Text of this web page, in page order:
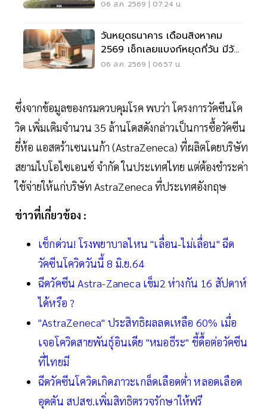
Working Space ครบวงจร
06 ส.ค. 2569 | 07:24 น.
วันหยุดธนาคาร เดือนสิงหาคม
2569 เช็กเลยแบงก์หยุดกี่วัน มีวัน
หยุดยาวไหม
06 ส.ค. 2569 | 06:57 น.
ซึ่งจากข้อมูลของกรมควบคุมโรค พบว่า โครงการวัคซีนโค
วิด เพิ่มเติมจำนวน 35 ล้านโดสดังกล่าวเป็นการซื้อวัคซีน
ยี่ห้อ แอสตร้าเซนเนก้า (AstraZeneca) ที่ผลิตโดยบริษัท
สยามไบโอไซเอนซ์ จํากัด ในประเทศไทย แต่ต้องชําระค่า
ใช้จ่ายให้แก่บริษัท AstraZeneca ที่ประเทศอังกฤษ
ข่าวที่เกี่ยวข้อง :
เช็กด่วน! โรงพยาบาลไหน "เลื่อน-ไม่เลื่อน" ฉีด
วัคซีนโควิดวันนี้ 8 มิ.ย.64
ฉีดวัคซีน Astra-Zaneca เข็ม2 ห่างกัน 16 สัปดาห์
ได้หรือ ?
"AstraZeneca" ประสิทธิผลลดเหลือ 60% เมื่อ
เจอโควิดสายพันธุ์อินเดีย "หมอธีระ" ชี้ดื้อต่อวัคซีน
ที่ไทยมี
ฉีดวัคซีนโควิดเกิดภาวะเกล็ดเลือดต่ำ หลอดเลือด
อุดตัน สปสช.เพิ่มสิทธิตรวจรักษาให้ฟรี